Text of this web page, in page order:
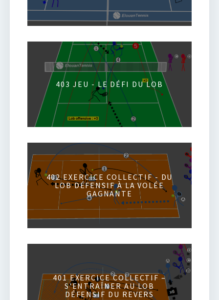
403 JEU - LE DÉFI DU LOB
402 EXERCICE COLLECTIF - DU
LOB DÉFENSIF À LA VOLÉE
GAGNANTE
401 EXERCICE COLLECTIF –
S'ENTRAÎNER AU LOB
DÉFENSIF DU REVERS